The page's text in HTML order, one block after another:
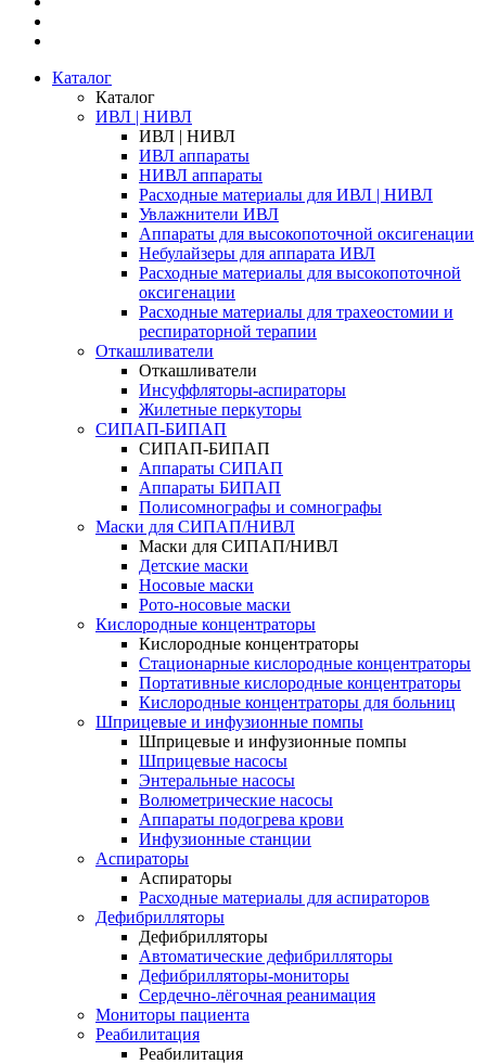
Каталог
Каталог
ИВЛ | НИВЛ
ИВЛ | НИВЛ
ИВЛ аппараты
НИВЛ аппараты
Расходные материалы для ИВЛ | НИВЛ
Увлажнители ИВЛ
Аппараты для высокопоточной оксигенации
Небулайзеры для аппарата ИВЛ
Расходные материалы для высокопоточной
оксигенации
Расходные материалы для трахеостомии и
респираторной терапии
Откашливатели
Откашливатели
Инсуффляторы-аспираторы
Жилетные перкуторы
CИПАП-БИПАП
CИПАП-БИПАП
Аппараты СИПАП
Аппараты БИПАП
Полисомнографы и сомнографы
Маски для СИПАП/НИВЛ
Маски для СИПАП/НИВЛ
Детские маски
Носовые маски
Рото-носовые маски
Кислородные концентраторы
Кислородные концентраторы
Стационарные кислородные концентраторы
Портативные кислородные концентраторы
Кислородные концентраторы для больниц
Шприцевые и инфузионные помпы
Шприцевые и инфузионные помпы
Шприцевые насосы
Энтеральные насосы
Волюметрические насосы
Аппараты подогрева крови
Инфузионные станции
Аспираторы
Аспираторы
Расходные материалы для аспираторов
Дефибрилляторы
Дефибрилляторы
Автоматические дефибрилляторы
Дефибрилляторы-мониторы
Сердечно-лёгочная реанимация
Мониторы пациента
Реабилитация
Реабилитация